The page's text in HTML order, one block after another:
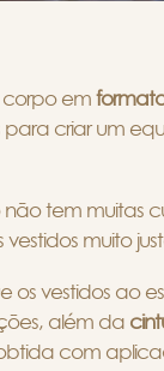
corpo em
criar um
não tem muitas
muito
os vestidos ao
além da
com